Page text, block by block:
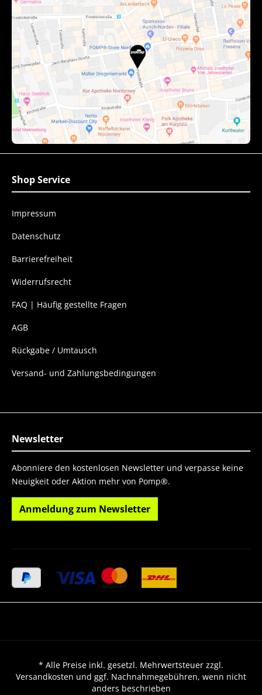
Shop Service
Impressum
Datenschutz
Barrierefreiheit
Widerrufsrecht
FAQ | Häufig gestellte Fragen
AGB
Rückgabe / Umtausch
Versand- und Zahlungsbedingungen
Newsletter
Abonniere den kostenlosen Newsletter und verpasse keine
Neuigkeit oder Aktion mehr von Pomp®.
Anmeldung zum Newsletter
* Alle Preise inkl. gesetzl. Mehrwertsteuer zzgl.
Versandkosten und ggf. Nachnahmegebühren, wenn nicht
anders beschrieben